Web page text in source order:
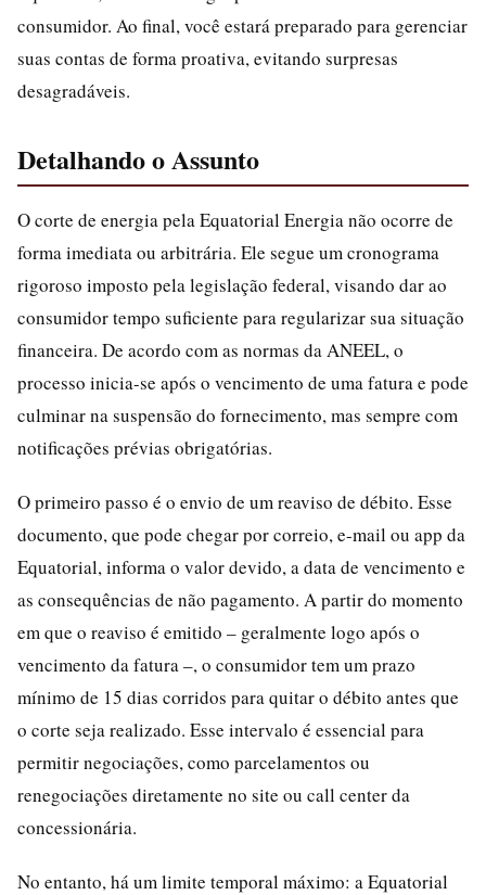
consumidor. Ao final, você estará preparado para gerenciar
suas contas de forma proativa, evitando surpresas
desagradáveis.
Detalhando o Assunto
O corte de energia pela Equatorial Energia não ocorre de
forma imediata ou arbitrária. Ele segue um cronograma
rigoroso imposto pela legislação federal, visando dar ao
consumidor tempo suficiente para regularizar sua situação
financeira. De acordo com as normas da ANEEL, o
processo inicia-se após o vencimento de uma fatura e pode
culminar na suspensão do fornecimento, mas sempre com
notificações prévias obrigatórias.
O primeiro passo é o envio de um reaviso de débito. Esse
documento, que pode chegar por correio, e-mail ou app da
Equatorial, informa o valor devido, a data de vencimento e
as consequências de não pagamento. A partir do momento
em que o reaviso é emitido – geralmente logo após o
vencimento da fatura –, o consumidor tem um prazo
mínimo de 15 dias corridos para quitar o débito antes que
o corte seja realizado. Esse intervalo é essencial para
permitir negociações, como parcelamentos ou
renegociações diretamente no site ou call center da
concessionária.
No entanto, há um limite temporal máximo: a Equatorial